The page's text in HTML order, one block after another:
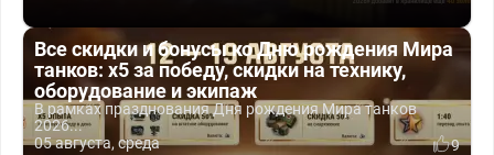
Все скидки и бонусы ко Дню рождения Мира
танков: x5 за победу, скидки на технику,
оборудование и экипаж
В рамках празднования Дня рождения Мира танков
2026...
05 августа, среда
9